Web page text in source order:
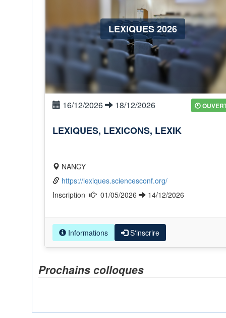
LEXIQUES 2026
16/12/2026 18/12/2026
LEXIQUES, LEXICONS, LEXIK
NANCY
https://lexiques.sciencesconf.org/
01/05/2026 14/12/2026
Informations S'inscrire
Prochains colloques